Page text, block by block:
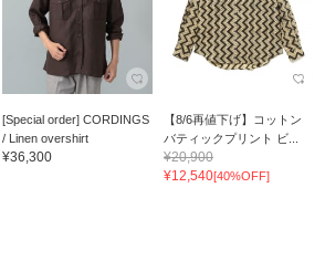
[Special order] CORDINGS
/ Linen overshirt
¥36,300
【8/6再値下げ】コットン
バティックプリント ビ...
¥20,900
¥12,540[40%OFF]